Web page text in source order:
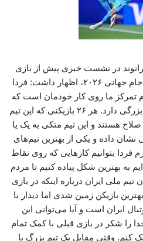
در نشست خبری پیش از بازی
ایران مقابل مصر در دور سوم جام جهانی ۲۰۲۶، اظهار داشت: فردا
تمرکز ما روی کار خودمان است که
باید چه کار کنیم. مصر بازیکنان بزرگی دارد. هر ۲۶ بازیکنی که این تیم
هستند و این تیم متکی به یک یا
داده و یکی از بهترین تیم‌های
فردا بتوانیم کارهایی که روی نقاط
به بهترین شکل پیاده کنیم تا مردم
ملی ایران درباره اینکه در بازی
بازیکن زمین شدی اما دیدار با
ایران است و آیا می‌توانی این
را شکر در بازی قبلی با کمک تمام
کنم. وقتی مقابل یک تیم بزرگ با